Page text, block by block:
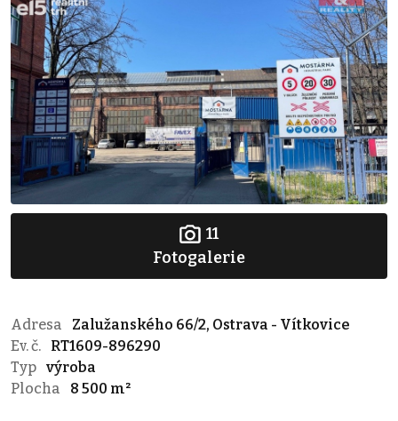
11
Fotogalerie
Adresa
Zalužanského 66/2, Ostrava - Vítkovice
Ev. č.
RT1609-896290
Typ výroba
Plocha
8 500 m²